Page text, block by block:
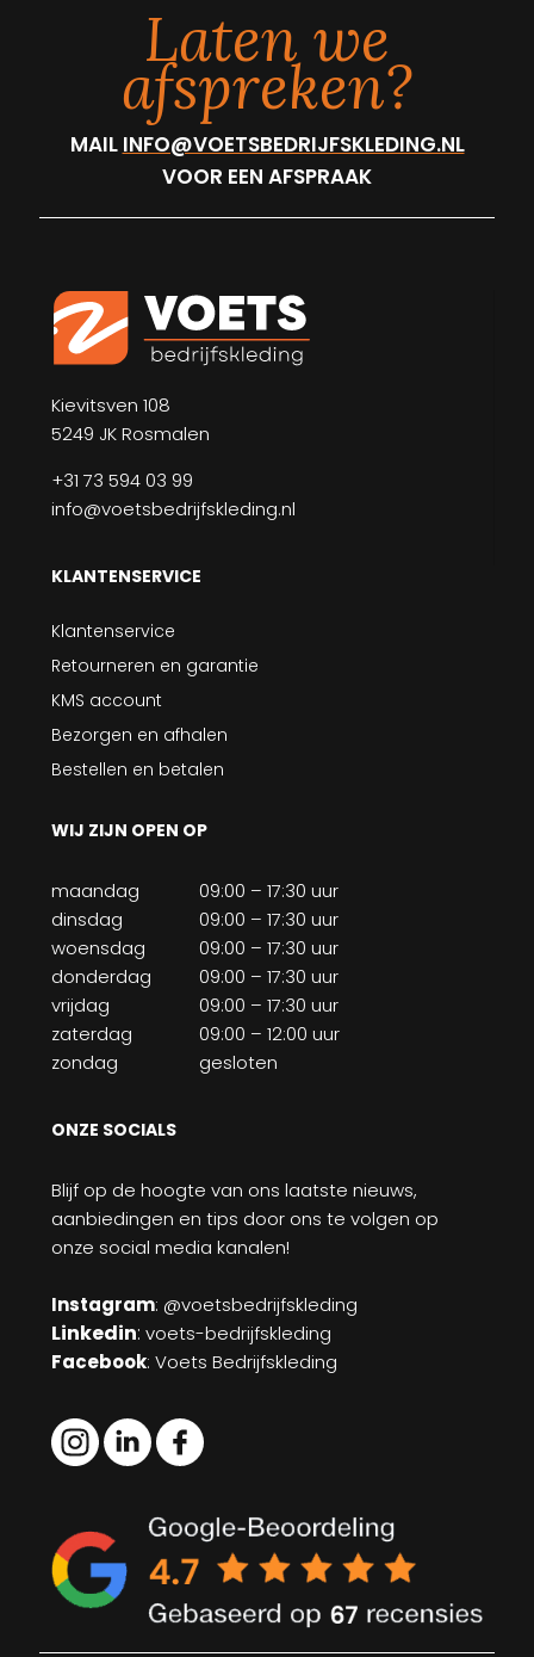
Laten we
afspreken?
MAIL INFO@VOETSBEDRIJFSKLEDING.NL
VOOR EEN AFSPRAAK
Kievitsven 108
5249 JK Rosmalen
+31 73 594 03 99
info@voetsbedrijfskleding.nl
KLANTENSERVICE
Klantenservice
Retourneren en garantie
KMS account
Bezorgen en afhalen
Bestellen en betalen
WIJ ZIJN OPEN OP
maandag
09:00 – 17:30 uur
dinsdag
09:00 – 17:30 uur
woensdag
09:00 – 17:30 uur
donderdag
09:00 – 17:30 uur
vrijdag
09:00 – 17:30 uur
zaterdag
09:00 – 12:00 uur
zondag
gesloten
ONZE SOCIALS
Blijf op de hoogte van ons laatste nieuws,
aanbiedingen en tips door ons te volgen op
onze social media kanalen!
Instagram: @voetsbedrijfskleding
Linkedin: voets-bedrijfskleding
Facebook: Voets Bedrijfskleding